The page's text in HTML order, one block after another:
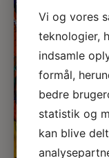
Vi og vores
teknologier,
indsamle
formål,
bedre
statistik og
kan blive